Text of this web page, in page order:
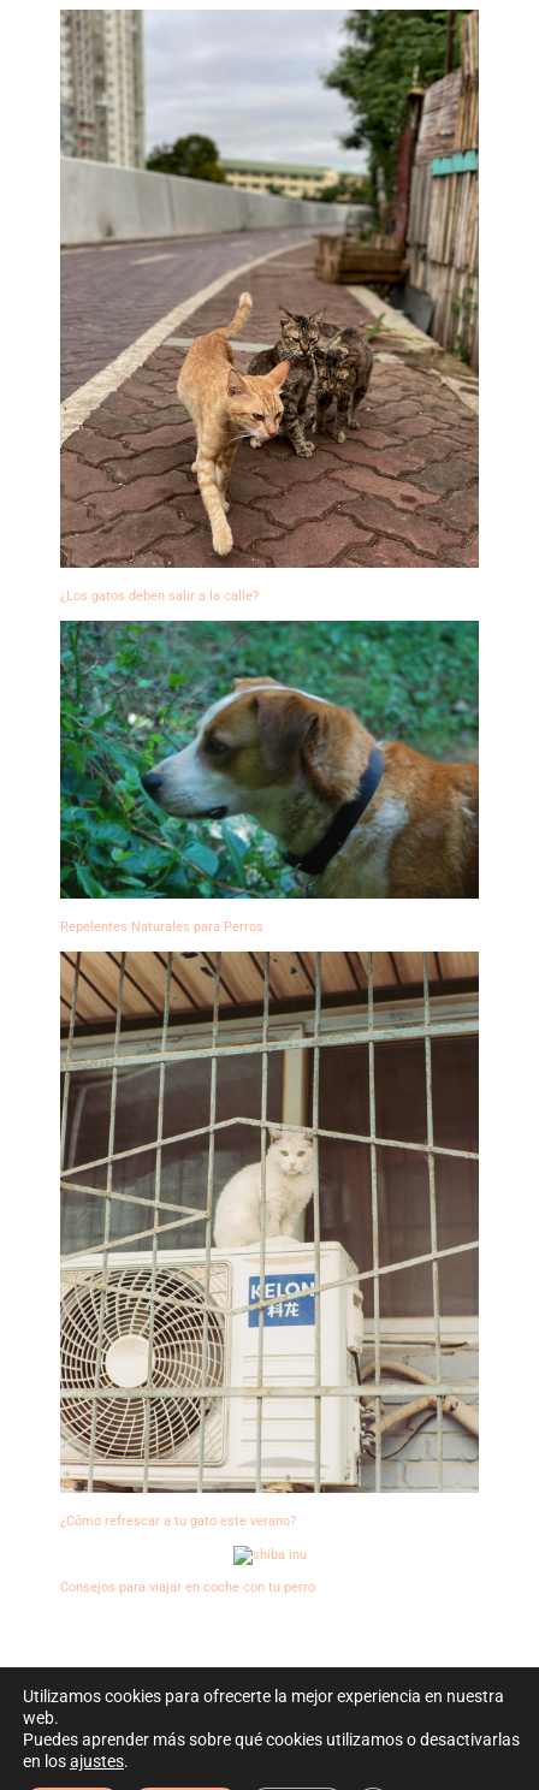
¿Los gatos deben salir a la calle?
Repelentes Naturales para Perros
¿Cómo refrescar a tu gato este verano?
Consejos para viajar en coche con tu perro
Derechos de autor © 2026
Utilizamos cookies para ofrecerte la mejor experiencia en nuestra
web.
Puedes aprender más sobre qué cookies utilizamos o desactivarlas
en losajustes.